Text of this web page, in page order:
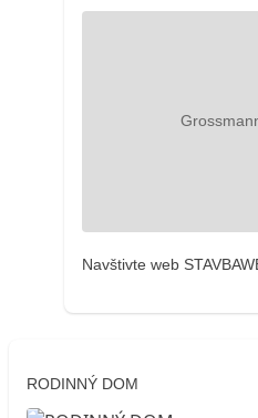
Navštivte web
RODINNÝ DOM